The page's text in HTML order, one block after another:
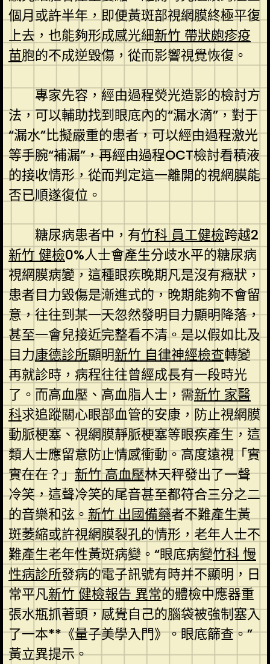
個月或許半年，即便黃斑部視網膜終極平復
上去，也能夠形成感光細新竹 帶狀皰疹疫
苗胞的不成逆毀傷，從而影響視覺恢復。
專家先容，經由過程熒光造影的檢討方
法，可以輔助找到眼底內的“漏水滴”，對于
“漏水”比擬嚴重的患者，可以經由過程激光
等手腕“補漏”，再經由過程OCT檢討看積液
的接收情形，從而判定這一離開的視網膜能
否已順遂復位。
糖尿病患者中，有竹科 員工健檢跨越2
新竹 健檢0%人士會產生分歧水平的糖尿病
視網膜病變，這種眼疾晚期凡是沒有癥狀，
患者目力毀傷是漸進式的，晚期能夠不會留
意，往往到某一天忽然發明目力顯明降落，
甚至一會兒接近完整看不清。是以假如比及
目力康德診所顯明新竹 自律神經檢查轉變
再就診時，病程往往曾經成長有一段時光
了。而高血壓、高血脂人士，需新竹 家醫
科求追蹤關心眼部血管的安康，防止視網膜
動脈梗塞、視網膜靜脈梗塞等眼疾產生，這
類人士應留意防止情感衝動。高度遠視「實
實在在？」新竹 高血壓林天秤發出了一聲
冷笑，這聲冷笑的尾音甚至都符合三分之二
的音樂和弦。新竹 出國備藥者不難產生黃
斑萎縮或許視網膜裂孔的情形，老年人士不
難產生老年性黃斑病變。“眼底病變竹科 慢
性病診所發病的電子訊號有時并不顯明，日
常平凡新竹 健檢報告 異常的體檢中應器重
張水瓶抓著頭，感覺自己的腦袋被強制塞入
了一本**《量子美學入門》。眼底篩查。”
黃立異提示。